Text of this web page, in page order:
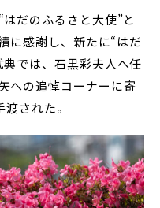
だのふるさと大使”と
に感謝し、新たに“はだ
では、石黒彩夫人へ任
への追悼コーナーに寄
された。